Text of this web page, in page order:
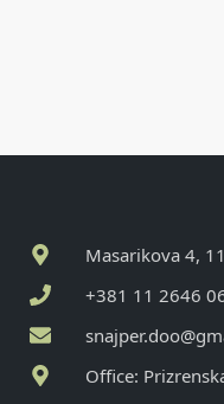
Masarikova 4,
+381 11 2646
Office: